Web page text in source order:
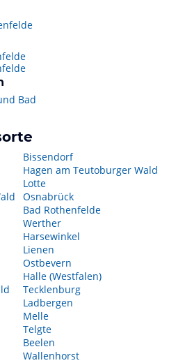
Bad
Bissendorf
Hagen am Teutoburger Wald
Lotte
Osnabrück
Bad Rothenfelde
Werther
Harsewinkel
Lienen
Ostbevern
Halle (Westfalen)
Tecklenburg
Ladbergen
Melle
Telgte
Beelen
Wallenhorst